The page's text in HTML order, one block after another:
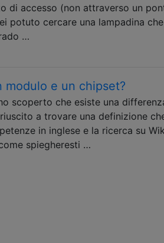
di accesso (non attraverso un
potuto cercare una lampadina
…
modulo e un chipset?
scoperto che esiste una
a trovare una definizione
in inglese e la ricerca su
spiegheresti …